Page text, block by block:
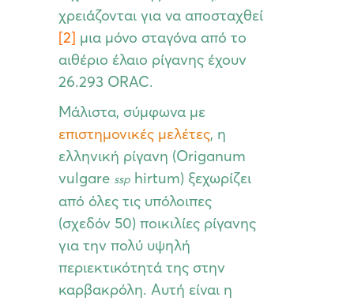
χρειάζονται για να αποσταχθεί
[2] μια μόνο σταγόνα από το
αιθέριο έλαιο ρίγανης έχουν
26.293 ORAC.
Μάλιστα, σύμφωνα με
επιστημονικές μελέτες, η
ελληνική ρίγανη (Origanum
vulgare ssp hirtum) ξεχωρίζει
από όλες τις υπόλοιπες
(σχεδόν 50) ποικιλίες ρίγανης
για την πολύ υψηλή
περιεκτικότητά της στην
καρβακρόλη. Αυτή είναι η